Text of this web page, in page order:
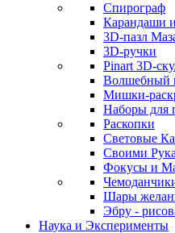
Спирограф
Карандаши
3D-пазл
3D-ручки
Pinart 3D-
Волшебный
Мишки-
Наборы для
Раскопки
Световые
Своими
Фокусы и
Шары
Эбру -
Наука и Эксперименты